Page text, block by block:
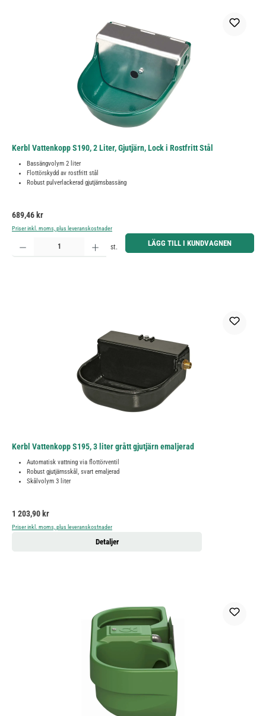
Kerbl Vattenkopp S190, 2 Liter, Gjutjärn, Lock i Rostfritt Stål
Bassängvolym 2 liter
Flottörskydd av rostfritt stål
Robust pulverlackerad gjutjärnsbassäng
Ordinarie pris:
689,46 kr
Priser inkl. moms, plus leveranskostnader
Produktkvantitet: Ange önskat belopp eller använd knapparna för att öka eller minska kvantiteten.
st. LÄGG TILL I KUNDVAGNEN
Kerbl Vattenkopp S195, 3 liter grått gjutjärn emaljerad
Automatisk vattning via flottörventil
Robust gjutjärnsskål, svart emaljerad
Skålvolym 3 liter
Ordinarie pris:
1 203,90 kr
Priser inkl. moms, plus leveranskostnader
Detaljer